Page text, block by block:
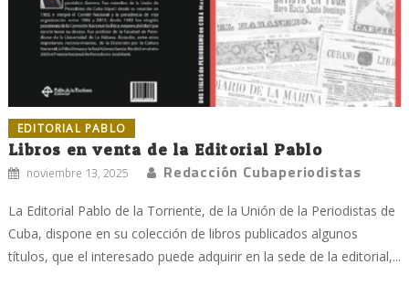
EDITORIAL PABLO
Libros en venta de la Editorial Pablo
noviembre 13, 2025 Redacción Cubaperiodistas
La Editorial Pablo de la Torriente, de la Unión de la Periodistas de
Cuba, dispone en su colección de libros publicados algunos
títulos, que el interesado puede adquirir en la sede de la editorial,...